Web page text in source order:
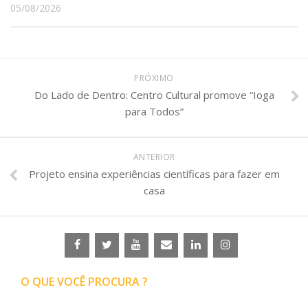
05/08/2026
PRÓXIMO
Do Lado de Dentro: Centro Cultural promove “Ioga
para Todos”
ANTERIOR
Projeto ensina experiências científicas para fazer em
casa
O QUE VOCÊ PROCURA ?